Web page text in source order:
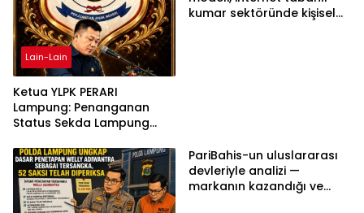
Lain-Lain
Ketua YLPK PERARI
Lampung: Penanganan
Status Sekda Lampung
Berdasarkan Aturan,
Bukan Tekanan Opini
kumar sektöründe kişisel
PariBahis-un uluslararası
devleriyle analizi —
markanın kazandığı ve